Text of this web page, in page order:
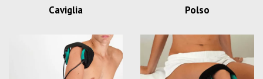
Caviglia Polso